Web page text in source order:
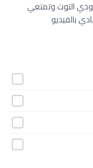
التوت وتمتعي
بالفيديو